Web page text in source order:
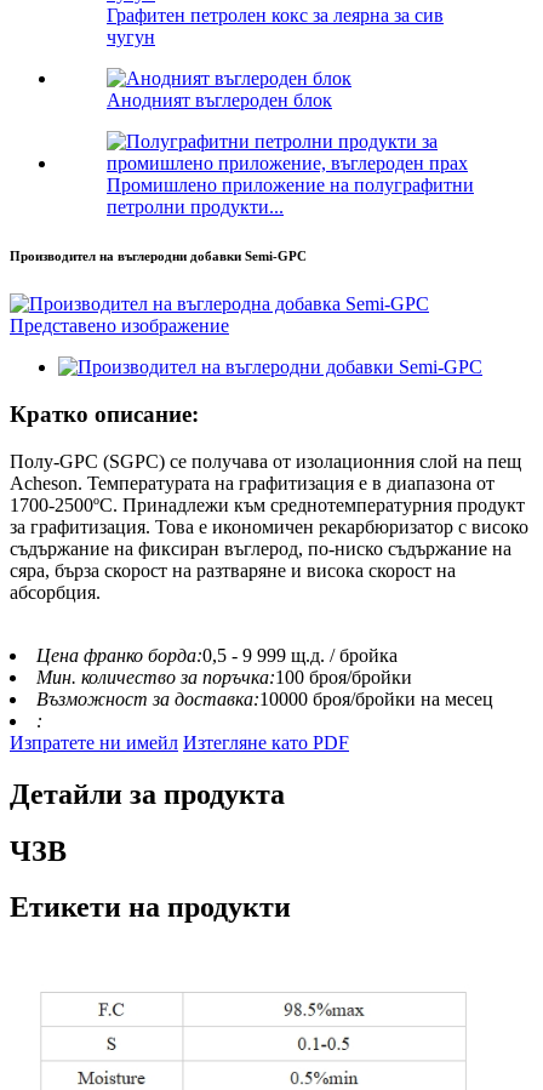
Графитен петролен кокс за леярна за сив
чугун
Анодният въглероден блок
Промишлено приложение на полуграфитни
петролни продукти...
Производител на въглеродни добавки Semi-GPC
Кратко описание:
Полу-GPC (SGPC) се получава от изолационния слой на пещ
Acheson. Температурата на графитизация е в диапазона от
1700-2500ºC. Принадлежи към среднотемпературния продукт
за графитизация. Това е икономичен рекарбюризатор с високо
съдържание на фиксиран въглерод, по-ниско съдържание на
сяра, бърза скорост на разтваряне и висока скорост на
абсорбция.
Цена франко борда:0,5 - 9 999 щ.д. / бройка
Мин. количество за поръчка:100 броя/бройки
Възможност за доставка:10000 броя/бройки на месец
:
Изпратете ни имейл Изтегляне като PDF
Детайли за продукта
ЧЗВ
Етикети на продукти